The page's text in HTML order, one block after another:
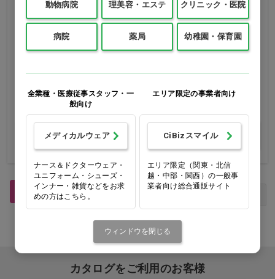
ファイバープレックス No.1
価格：ログイン後表示
買い物カゴ
ファイバープレックス No.2
買い物カゴ
最初
カタログをご利用のお客様
動物病院 理美容・エステ クリニック・医院
病院 薬局 幼稚園・保育園
全業種・医療従事スタッフ・一
般向け
メディカルウェア
ナース＆ドクターウェア・
ユニフォーム・シューズ・
インナー・雑貨などをお求
めの方はこちら。
エリア限定の事業者向け
CiBizスマイル
エリア限定（関東・北信
越・中部・関西）の一般事
業者向け総合通販サイト
ウィンドウを閉じる